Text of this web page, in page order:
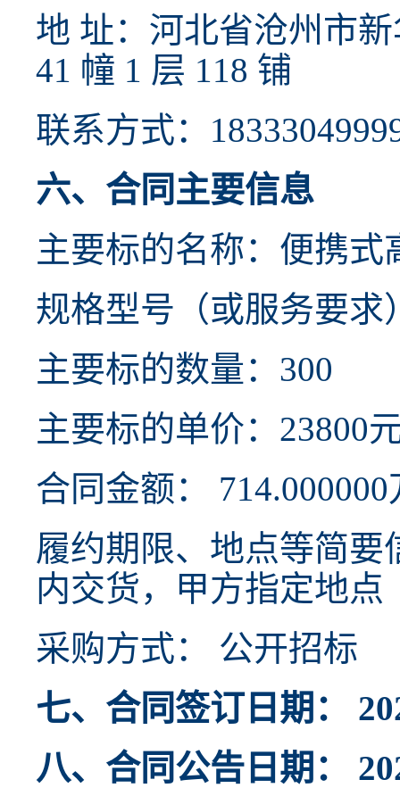
地 址：河北省沧州市
41 幢 1 层 118 铺
联系方式：
六、合同主要信息
主要标的名称：便携式
规格型号（或服务要求
主要标的数量：300
主要标的单价：23800
合同金额： 714.000000
履约期限、地点等简要
内交货，甲方指定地点
采购方式： 公开招标
七、合同签订日期：
八、合同公告日期：